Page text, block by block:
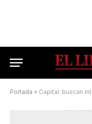
Portada » Capital: buscan